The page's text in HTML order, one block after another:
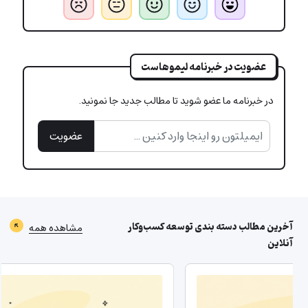
عضویت در خبرنامه لیموهاست
در خبرنامه ما عضو شوید تا مطالب جدید جا نمونید.
عضویت
آخرین مطالب دسته بندیتوسعه کسب‌وکار
آنلاین
مشاهده همه